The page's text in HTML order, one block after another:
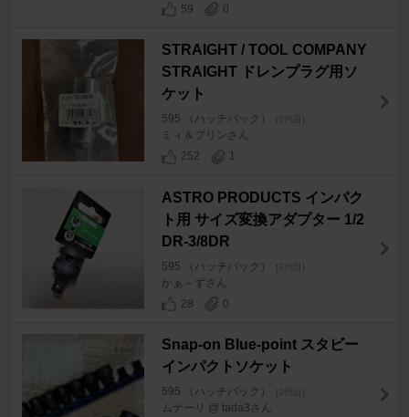
59
0
STRAIGHT / TOOL COMPANY
STRAIGHT ドレンプラグ用ソ
ケット
595 （ハッチバック） [2代目]
ミィ＆プリンさん
252
1
ASTRO PRODUCTS インパク
ト用 サイズ変換アダプター 1/2
DR-3/8DR
595 （ハッチバック） [2代目]
かぁ～ずさん
28
0
Snap-on Blue-point スタビー
インパクトソケット
595 （ハッチバック） [2代目]
ムナーリ @ tada3さん